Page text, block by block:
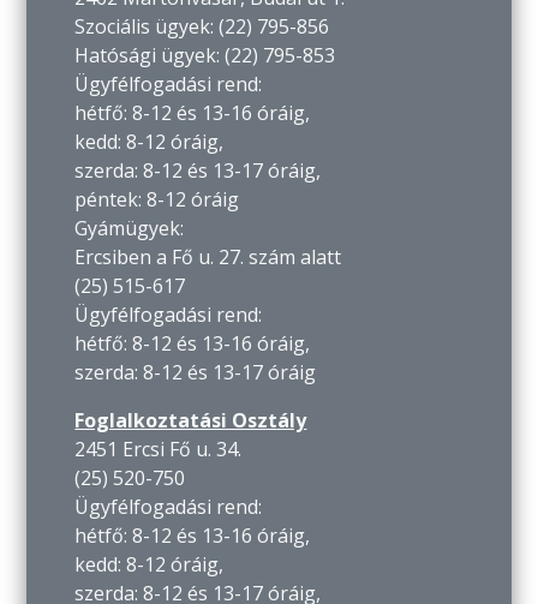
Szociális ügyek: (22) 795-856
Hatósági ügyek: (22) 795-853
Ügyfélfogadási rend:
hétfő: 8-12 és 13-16 óráig,
kedd: 8-12 óráig,
szerda: 8-12 és 13-17 óráig,
péntek: 8-12 óráig
Gyámügyek:
Ercsiben a Fő u. 27. szám alatt
(25) 515-617
Ügyfélfogadási rend:
hétfő: 8-12 és 13-16 óráig,
szerda: 8-12 és 13-17 óráig
Foglalkoztatási Osztály
2451 Ercsi Fő u. 34.
(25) 520-750
Ügyfélfogadási rend:
hétfő: 8-12 és 13-16 óráig,
kedd: 8-12 óráig,
szerda: 8-12 és 13-17 óráig,